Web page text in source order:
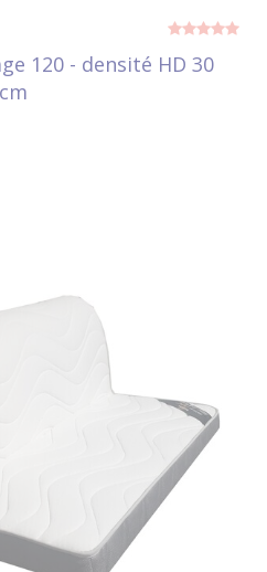
120 - densité HD 30